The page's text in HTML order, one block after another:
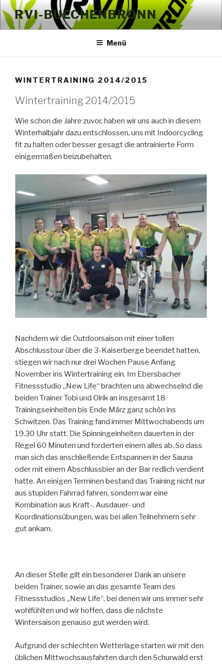
Zum
Inhalt
springen
RVI-BUECHENBRONN
Menü
WINTERTRAINING 2014/2015
Wintertraining 2014/2015
Wie schon die Jahre zuvor, haben wir uns auch in diesem
Winterhalbjahr dazu entschlossen, uns mit Indoorcycling
fit zu halten oder besser gesagt die antrainierte Form
einigermaßen beizubehalten.
Nachdem wir die Outdoorsaison mit einer tollen
Abschlusstour über die 3-Kaiserberge beendet hatten,
stiegen wir nach nur drei Wochen Pause Anfang
November ins Wintertraining ein. Im Ebersbacher
Fitnessstudio „New Life“ brachten uns abwechselnd die
beiden Trainer Tobi und Olrik an insgesamt 18
Trainingseinheiten bis Ende März ganz schön ins
Schwitzen. Das Training fand immer Mittwochabends um
19.30 Uhr statt. Die Spinningeinheiten dauerten in der
Regel 60 Minuten und forderten einem alles ab. So dass
man sich das anschließende Entspannen in der Sauna
oder mit einem Abschlussbier an der Bar redlich verdient
hatte. An einigen Terminen bestand das Training nicht nur
aus stupiden Fahrrad fahren, sondern war eine
Kombination aus Kraft-, Ausdauer- und
Koordinationsübungen, was bei allen Teilnehmern sehr
gut ankam.
An dieser Stelle gilt ein besonderer Dank an unsere
beiden Trainer, sowie an das gesamte Team des
Fitnessstudios „New Life“, bei denen wir uns immer sehr
wohlfühlten und wir hoffen, dass die nächste
Wintersaison genauso gut werden wird.
Aufgrund der schlechten Wetterlage starten wir mit den
üblichen Mittwochsausfahrten durch den Schurwald erst